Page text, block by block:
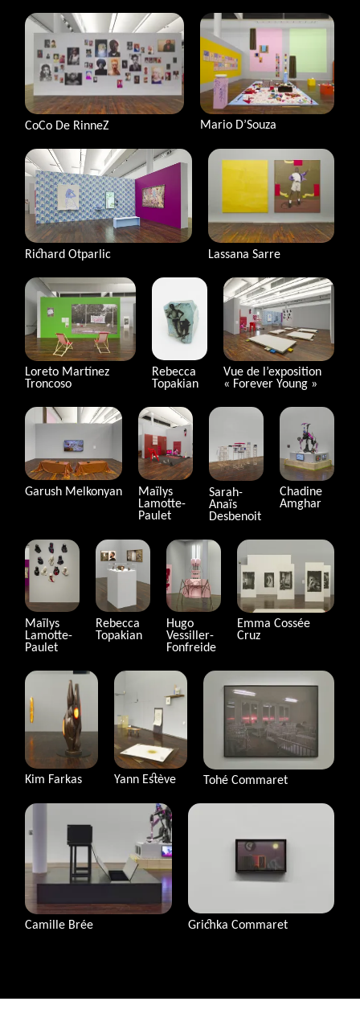
CoCo De RinneZ Mario D’Souza
Richard Otparlic Lassana Sarre
Loreto Martínez
Troncoso
Rebecca
Topakian
Vue de l’exposition
« Forever Young »
Garush Melkonyan
Maïlys
Lamotte-
Paulet
Sarah-
Anaïs
Desbenoit
Chadine
Amghar
Maïlys
Lamotte-
Paulet
Rebecca
Topakian
Hugo
Vessiller-
Fonfreide
Emma Cossée
Cruz
Kim Farkas Yann Estève Tohé Commaret
Camille Brée Grichka Commaret